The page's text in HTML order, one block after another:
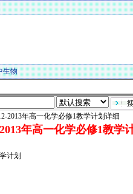
生物
2013年高一化学必修1教学计划详细
年高一化学必修1教学
计划